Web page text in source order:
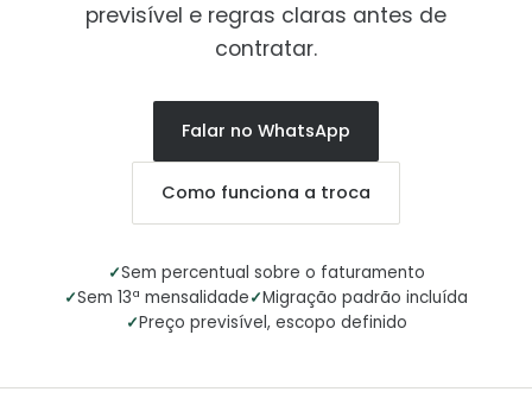
previsível e regras claras antes de
contratar.
Falar no WhatsApp
Como funciona a troca
✓Sem percentual sobre o faturamento
✓Sem 13ª mensalidade✓Migração padrão incluída
✓Preço previsível, escopo definido